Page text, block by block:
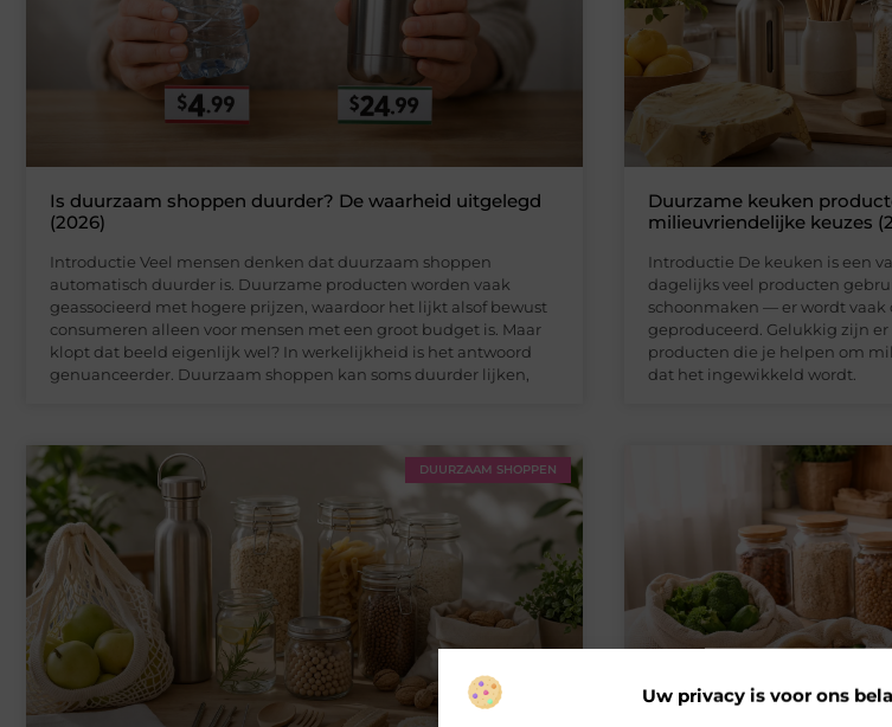
Uw privacy is voor ons
Is duurzaam shoppen duurder? De waarheid uitgelegd
(2026)
Introductie Veel mensen denken dat duurzaam shoppen
automatisch duurder is. Duurzame producten worden vaak
geassocieerd met hogere prijzen, waardoor het lijkt alsof bewust
consumeren alleen voor mensen met een groot budget is. Maar
klopt dat beeld eigenlijk wel? In werkelijkheid is het antwoord
genuanceerder. Duurzaam shoppen kan soms duurder lijken,
Duurzame keuken
milieuvriendelijke keuzes
Introductie De keuken is een
dagelijks veel producten
schoonmaken — er wordt vaak
geproduceerd. Gelukkig zijn
producten die je helpen om
dat het ingewikkeld wordt.
DUURZAAM SHOPPEN